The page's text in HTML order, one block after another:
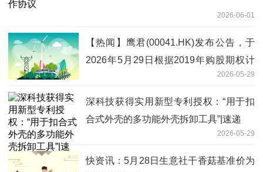
2026-06-01
【热闻】鹰君(00041.HK)发布公告，于
2026年5月29日根据2019年购股期权计
划行使购股期权而发行9000股普通股股
份
2026-05-29
深科技获得实用新型专利授权：“用于扣
合式外壳的多功能外壳拆卸工具”|速递
2026-05-29
快资讯：5月28日生意社干香菇基准价为